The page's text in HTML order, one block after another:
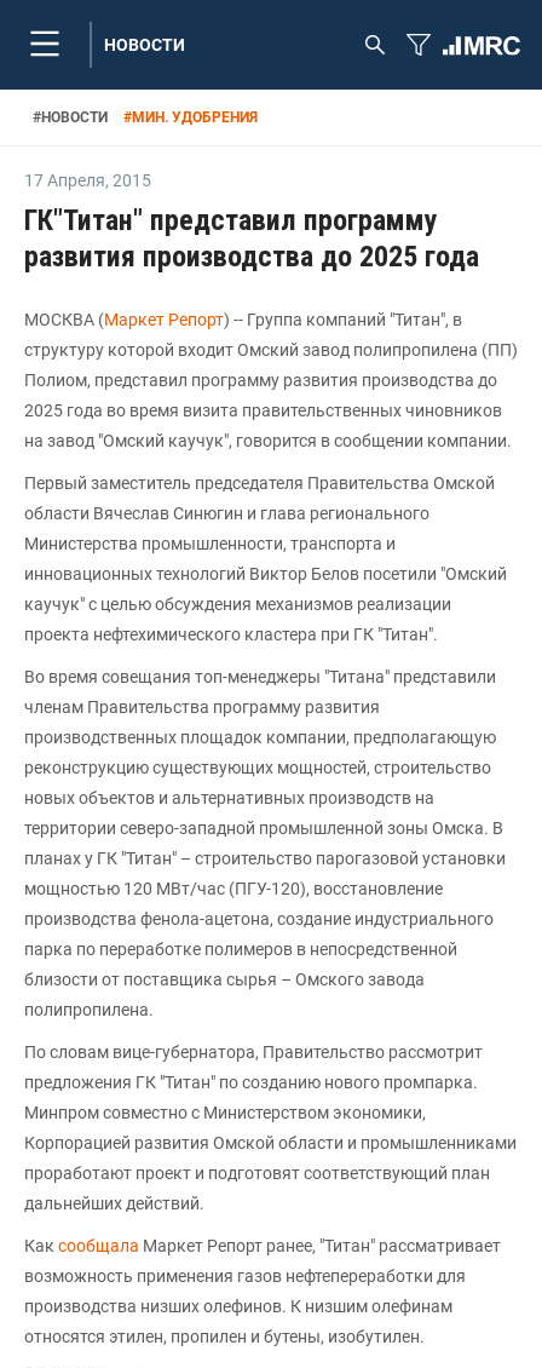
НОВОСТИ
#НОВОСТИ #МИН. УДОБРЕНИЯ
17 Апреля, 2015
ГК"Титан" представил программу
развития производства до 2025 года
МОСКВА (Маркет Репорт) -- Группа компаний "Титан", в
структуру которой входит Омский завод полипропилена (ПП)
Полиом, представил программу развития производства до
2025 года во время визита правительственных чиновников
на завод "Омский каучук", говорится в сообщении компании.
Первый заместитель председателя Правительства Омской
области Вячеслав Синюгин и глава регионального
Министерства промышленности, транспорта и
инновационных технологий Виктор Белов посетили "Омский
каучук" с целью обсуждения механизмов реализации
проекта нефтехимического кластера при ГК "Титан".
Во время совещания топ-менеджеры "Титана" представили
членам Правительства программу развития
производственных площадок компании, предполагающую
реконструкцию существующих мощностей, строительство
новых объектов и альтернативных производств на
территории северо-западной промышленной зоны Омска. В
планах у ГК "Титан" – строительство парогазовой установки
мощностью 120 МВт/час (ПГУ-120), восстановление
производства фенола-ацетона, создание индустриального
парка по переработке полимеров в непосредственной
близости от поставщика сырья – Омского завода
полипропилена.
По словам вице-губернатора, Правительство рассмотрит
предложения ГК "Титан" по созданию нового промпарка.
Минпром совместно с Министерством экономики,
Корпорацией развития Омской области и промышленниками
проработают проект и подготовят соответствующий план
дальнейших действий.
Как сообщала Маркет Репорт ранее, "Титан" рассматривает
возможность применения газов нефтепереработки для
производства низших олефинов. К низшим олефинам
относятся этилен, пропилен и бутены, изобутилен.